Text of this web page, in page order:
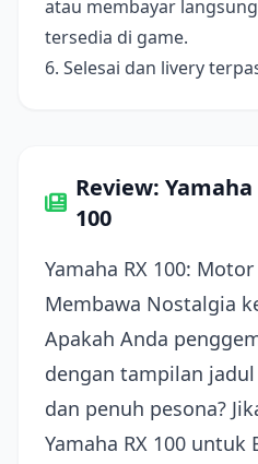
atau membayar
tersedia di game.
6. Selesai dan livery
Review: Yamaha
100
Yamaha RX 100:
Membawa Nostalgia
Apakah Anda
dengan tampilan
dan penuh pesona?
Yamaha RX 100 untuk